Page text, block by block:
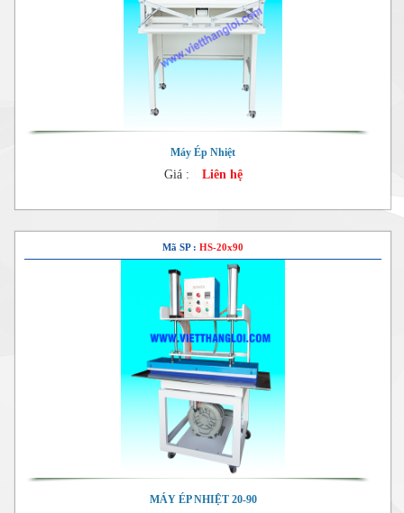
Máy Ép Nhiệt
Giá : Liên hệ
Mã SP : HS-20x90
MÁY ÉP NHIỆT 20-90